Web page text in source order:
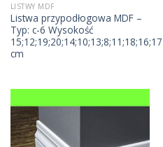
LISTWY MDF
Listwa przypodłogowa MDF –
Typ: c-6 Wysokość
15;12;19;20;14;10;13;8;11;18;16;17
cm